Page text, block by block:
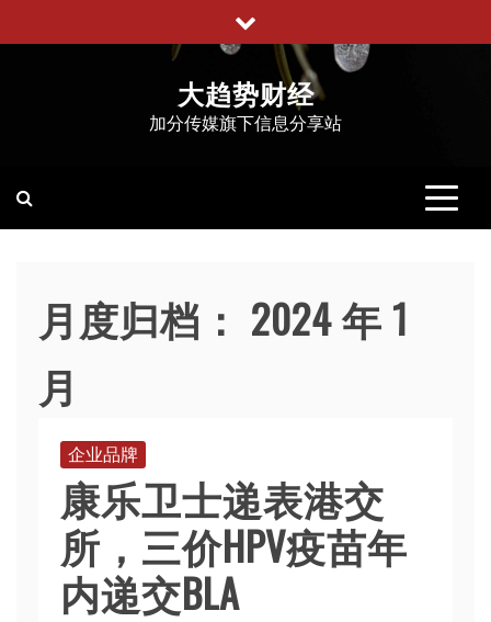
至
大趋势财经
加分传媒旗下信息分享站
月度归档： 2024 年 1
月
企业品牌
康乐卫士递表港交
所，三价HPV疫苗年
内递交BLA